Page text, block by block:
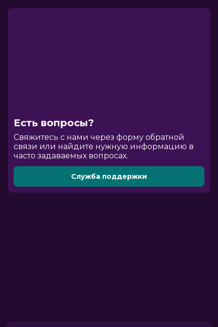
Есть вопросы?
Cвяжитесь с нами через форму обратной
связи или найдите нужную информацию в
часто задаваемых вопросах.
Служба поддержки